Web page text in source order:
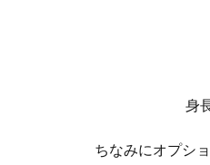
身
ちなみにオプシ